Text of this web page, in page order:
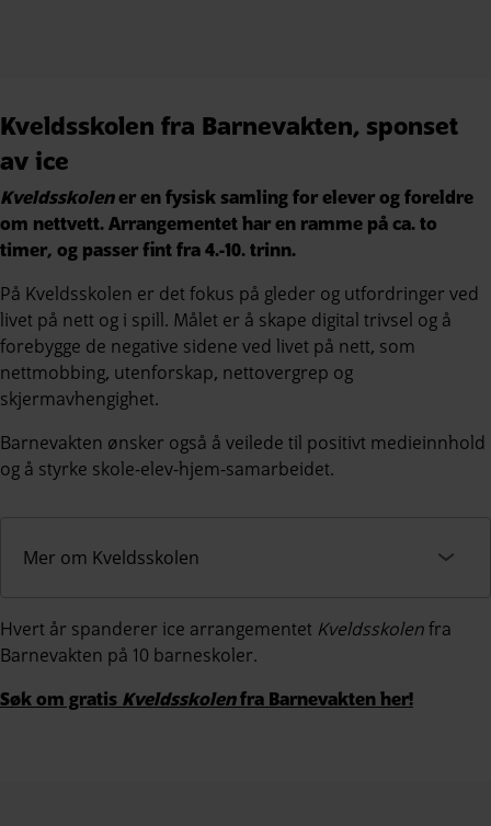
Kveldsskolen fra Barnevakten, sponset
av ice
Kveldsskolener en fysisk samling for elever og foreldre
om nettvett. Arrangementet har en ramme på ca. to
timer, og passer fint fra 4.-10. trinn.
På Kveldsskolen er det fokus på gleder og utfordringer ved
livet på nett og i spill. Målet er å skape digital trivsel og å
forebygge de negative sidene ved livet på nett, som
nettmobbing, utenforskap, nettovergrep og
skjermavhengighet.
Barnevakten ønsker også å veilede til positivt medieinnhold
og å styrke skole-elev-hjem-samarbeidet.
Mer om Kveldsskolen
Hvert år spanderer ice arrangementet Kveldsskolenfra
Barnevakten på 10 barneskoler.
Søk om gratis Kveldsskolenfra Barnevakten her!